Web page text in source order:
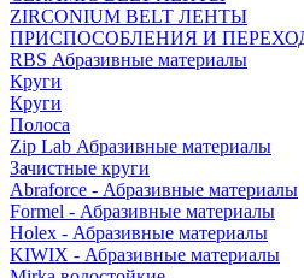
ZIRCONIUM BELT ЛЕНТЫ
ПРИСПОСОБЛЕНИЯ И
RBS Абразивные материалы
Круги
Круги
Полоса
Zip Lab Абразивные материалы
Зачистные круги
Abraforce - Абразивные материалы
Formel - Абразивные материалы
Holex - Абразивные материалы
KIWIX - Абразивные материалы